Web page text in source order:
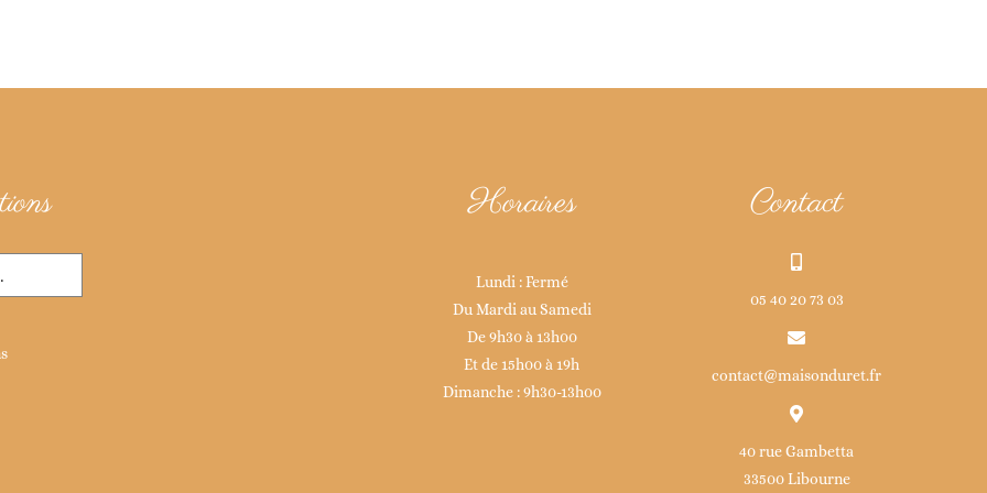
Horaires
Lundi : Fermé
Du Mardi au Samedi
De 9h30 à 13h00
Et de 15h00 à 19h
Dimanche : 9h30-13h00
Contact
05 40 20 73 03
contact@maisonduret.fr
40 rue Gambetta
33500 Libourne